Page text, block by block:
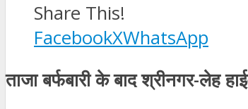
Share This!
FacebookXWhatsApp
ताजा बर्फबारी के बाद श्रीनगर-लेह